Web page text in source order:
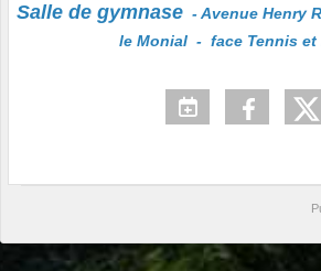
Salle de gymnase- Avenue Henry
le Monial - face Tennis et